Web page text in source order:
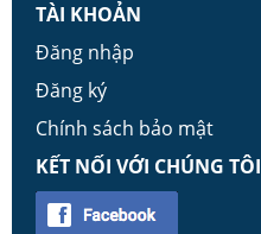
TÀI KHOẢN
Đăng nhập
Đăng ký
Chính sách bảo mật
KẾT NỐI VỚI CHÚNG TÔI